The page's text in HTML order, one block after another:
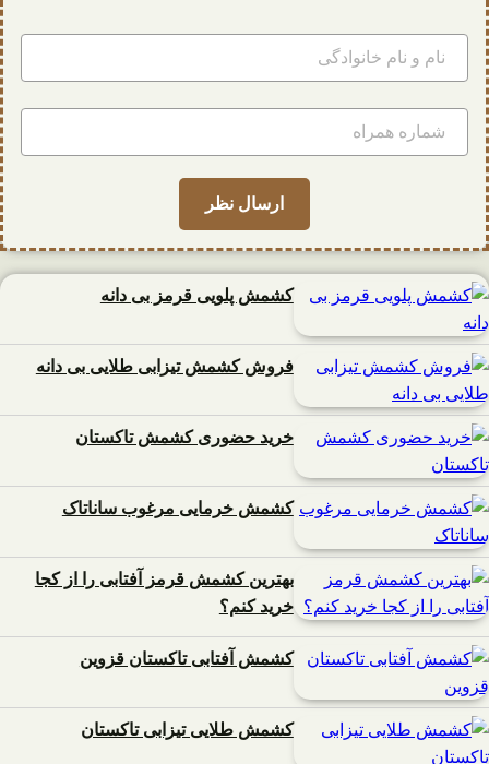
کشمش پلویی قرمز بی دانه
فروش کشمش تیزابی طلایی بی دانه
خرید حضوری کشمش تاکستان
کشمش خرمایی مرغوب ساناتاک
بهترین کشمش قرمز آفتابی را از کجا
خرید کنم؟
کشمش آفتابی تاکستان قزوین
کشمش طلایی تیزابی تاکستان